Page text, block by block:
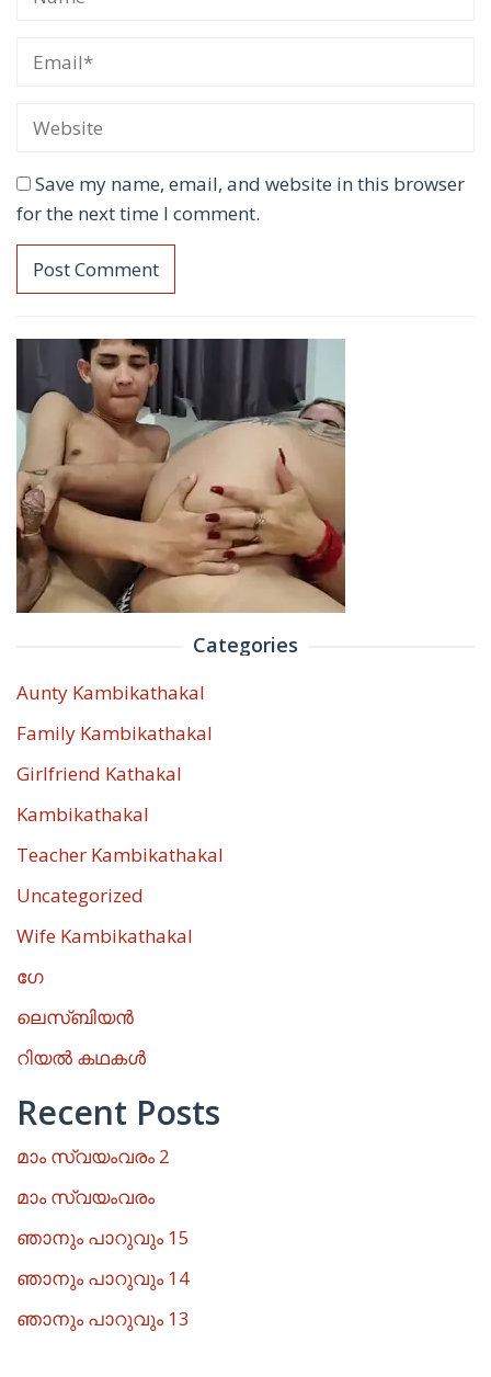
Save my name, email, and website in this browser
for the next time I comment.
Categories
Aunty Kambikathakal
Family Kambikathakal
Girlfriend Kathakal
Kambikathakal
Teacher Kambikathakal
Uncategorized
Wife Kambikathakal
ഗേ
ലെസ്ബിയൻ
റിയൽ കഥകൾ
Recent Posts
മാം സ്വയംവരം 2
മാം സ്വയംവരം
ഞാനും പാറുവും 15
ഞാനും പാറുവും 14
ഞാനും പാറുവും 13